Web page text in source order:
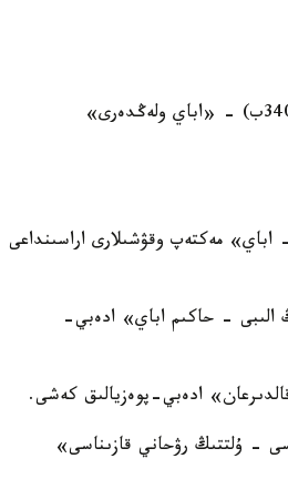
16:00, ناۋرىزباي اۋدانىنىڭ كوميۋنيتي ورتالىعى (شۇعىلا شاعىن اۋدانى، 340ب) - «اباي ولەڭدەرى»
- اباي» مەكتەپ وقۋشىلارى اراسىنداعى
شاعىن اۋدانى، 174) - «ادامزاتتىڭ الىبى - حاكىم اباي» ادەبي-
كوشەسى، 3) - «اباي مۇراسى - ۇلتتىڭ رۋحاني قازىناسى»